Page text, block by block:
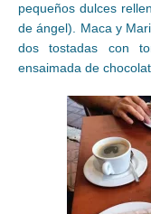
pequeños dulces
de ángel). Maca y
dos tostadas con
ensaimada de